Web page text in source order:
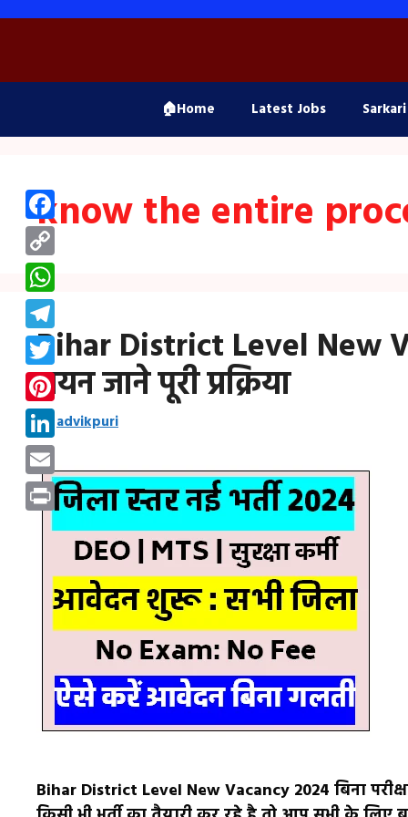
Skip
🏠Home Latest Jobs
know the entire
Bihar District Level New
चयन जाने पूरी प्रक्रिया
by advikpuri
Bihar District Level New Vacancy 2024 बिना
Facebook
Copy
Link
WhatsApp
Telegram
Twitter
Pinterest
LinkedIn
Email
Print